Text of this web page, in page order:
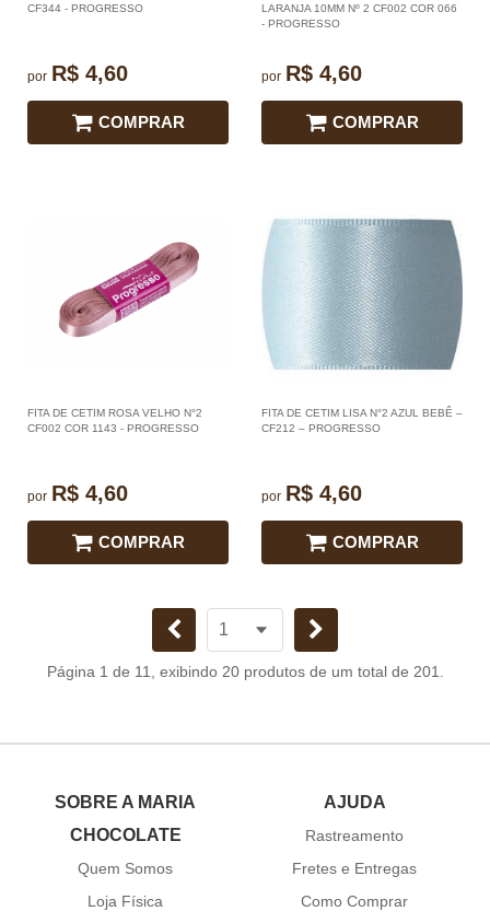
CF344 - PROGRESSO
por R$ 4,60
COMPRAR
LARANJA 10MM Nº 2 CF002 COR 066
- PROGRESSO
por R$ 4,60
COMPRAR
FITA DE CETIM ROSA VELHO N°2
CF002 COR 1143 - PROGRESSO
por R$ 4,60
COMPRAR
FITA DE CETIM LISA N°2 AZUL BEBÊ –
CF212 – PROGRESSO
por R$ 4,60
COMPRAR
Página 1 de 11, exibindo 20 produtos de um total de 201.
SOBRE A MARIA
CHOCOLATE
Quem Somos
Loja Física
AJUDA
Rastreamento
Fretes e Entregas
Como Comprar